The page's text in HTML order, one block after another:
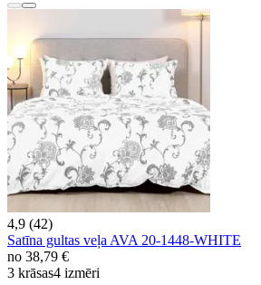
4,9 (42)
Satīna gultas veļa AVA 20-1448-WHITE
no 38,79 €
3 krāsas4 izmēri